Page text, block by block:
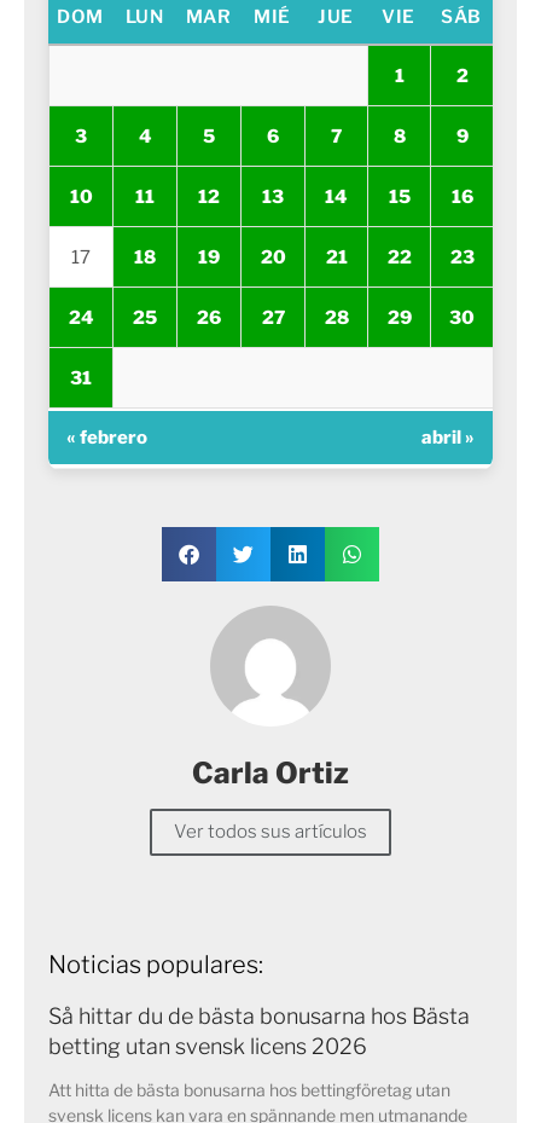
DOM LUN MAR MIÉ JUE VIE SÁB
1 2
3 4 5 6 7 8 9
10 11 12 13 14 15 16
17 18 19 20 21 22 23
24 25 26 27 28 29 30
31
« febrero abril »
Carla Ortiz
Ver todos sus artículos
Noticias populares:
Så hittar du de bästa bonusarna hos Bästa
betting utan svensk licens 2026
Att hitta de bästa bonusarna hos bettingföretag utan
svensk licens kan vara en spännande men utmanande